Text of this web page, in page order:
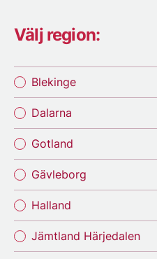
Välj region:
Blekinge
Dalarna
Gotland
Gävleborg
Halland
Jämtland Härjedalen